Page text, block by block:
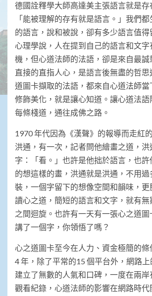
德國詮釋學大師高達美主張語言就是存
「能被理解的存有就是語言。」我們
的語言，說和被說，卻有多少語言值
心理學說，人在提到自己的語言和文
機，但心道法師的法語，卻是來自最誠
直接的直指人心，是語言後無盡的哲思
道圖卡擷取的法語，都來自心道法師
修飾美化，就是讓心知道。讓心道法語
每條棧道，通往成佛之路。
1970 年代因為《漢聲》的報導而走紅
洪通，有一次，記者問他繪畫之道，洪
字：「看。」也許是他拙於語言，也
的想這樣的畫，洪通就是洪通，不用
裝，一個字留下的想像空間和韻味，更
讀心之道，簡短的語言和文字，就有
之間迴旋。也許有一天有一張心之道圖
講了一個字，你領悟了嗎？
心之道圖卡至今在人力、資金極簡的
4 年，除了平常的15 個平台外，網路
建立了無數的人氣和口碑，一度在兩岸
觀看紀錄，心道法師的影響在網路時代